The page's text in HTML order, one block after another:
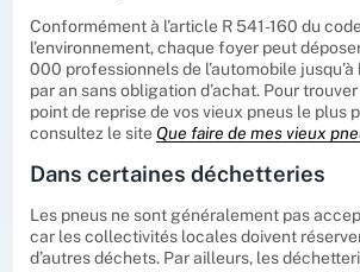
Conformément à l’article R 541-160 du
l’environnement, chaque foyer peut
000 professionnels de l’automobile
par an sans obligation d’achat. Pour
point de reprise de vos vieux pneus le plus
consultez le site Que faire de mes vieux
Dans certaines déchetteries
Les pneus ne sont généralement pas
car les collectivités locales doivent
d’autres déchets. Par ailleurs, les